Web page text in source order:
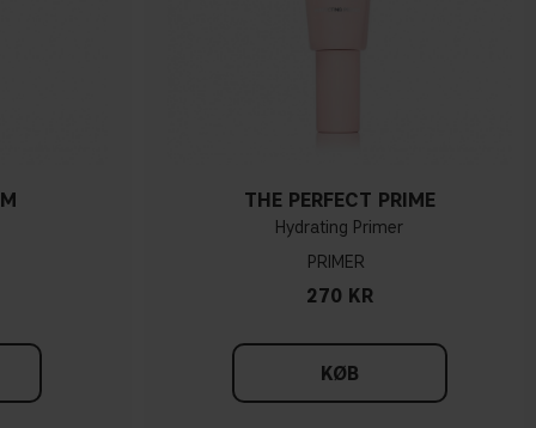
THE PERFECT PRIME
Hydrating Primer
PRIMER
270 KR
KØB